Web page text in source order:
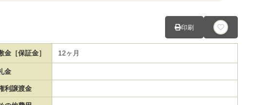
印刷
金［保証金］ 12ヶ月
金
利譲渡金